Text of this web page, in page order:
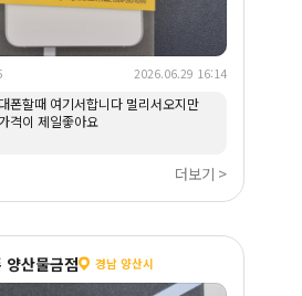
2026.06.29 16:14
폰할때 여기서합니다 멀리서오지만
격이 제일좋아요
더보기 >
양산물금점 경남 양산시